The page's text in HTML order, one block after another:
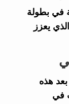
في بطولة
يعزز
بعد هذه
في